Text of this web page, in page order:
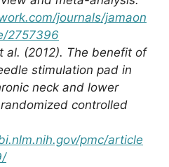
journals/jamaon
2757396
al. (2012). The benefit of
stimulation pad in
neck and lower
controlled
pmc/article